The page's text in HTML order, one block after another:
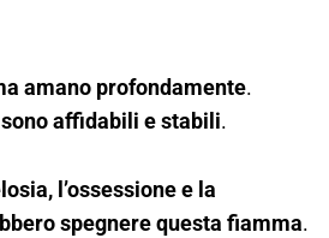
amano profondamente.
affidabili e stabili.
l’ossessione e la
spegnere questa fiamma.